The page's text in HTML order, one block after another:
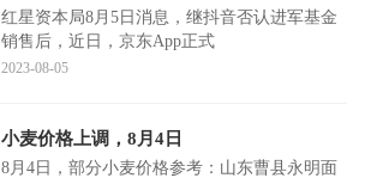
红星资本局8月5日消息，继抖音否认进军基金
销售后，近日，京东App正式
2023-08-05
小麦价格上调，8月4日
8月4日，部分小麦价格参考：山东曹县永明面